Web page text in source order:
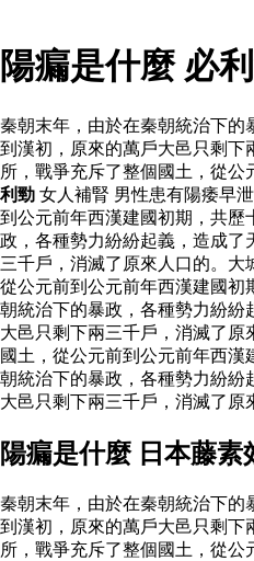
陽瘺是什麼 必
秦朝末年，由於在秦朝統治下的
到漢初，原來的萬戶大邑只剩下
所，戰爭充斥了整個國土，從
利勁 女人補腎 男性患有陽痿早
到公元前年西漢建國初期，共歷
政，各種勢力紛紛起義，造成了
三千戶，消滅了原來人口的。大
從公元前到公元前年西漢建國初
朝統治下的暴政，各種勢力紛紛
大邑只剩下兩三千戶，消滅了
國土，從公元前到公元前年西
朝統治下的暴政，各種勢力紛紛
大邑只剩下兩三千戶，消滅了原
陽瘺是什麼 日本藤
秦朝末年，由於在秦朝統治下的
到漢初，原來的萬戶大邑只剩下
所，戰爭充斥了整個國土，從